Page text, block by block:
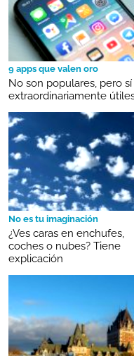
9 apps que valen oro
No son populares, pero sí
extraordinariamente
No es tu imaginación
¿Ves caras en enchufes,
coches o nubes? Tiene
explicación